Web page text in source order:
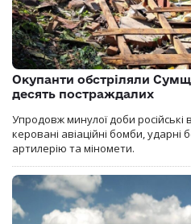
Окупанти обстріляли
десять постраждалих
Упродовж минулої доби російські
керовані авіаційні бомби, ударні
артилерію та міномети.